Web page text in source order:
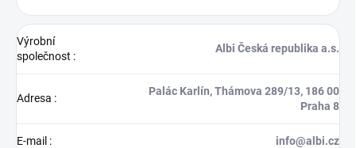
Výrobní
společnost :
Albi Česká republika a.s.
Adresa :
Palác Karlín, Thámova 289/13, 186 00
Praha 8
E-mail : info@albi.cz